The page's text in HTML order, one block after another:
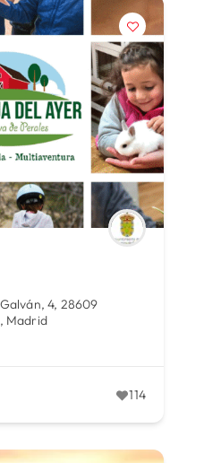
4, 28609
Madrid
114